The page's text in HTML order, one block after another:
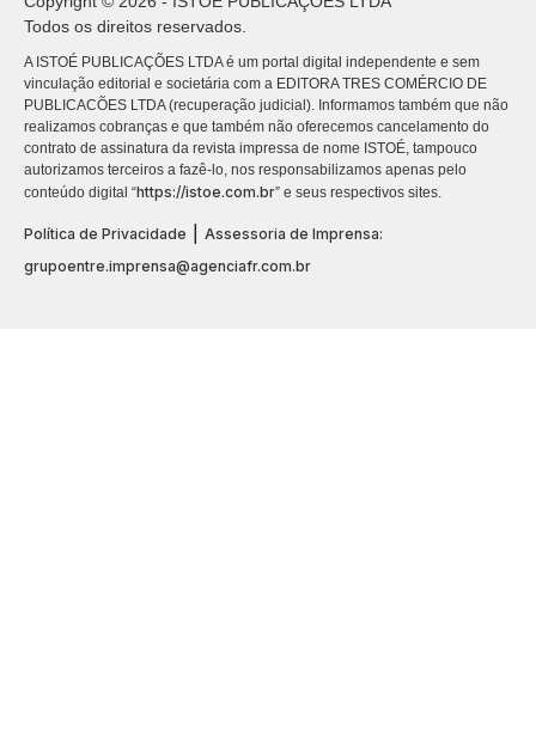
Todos os direitos reservados.
A ISTOÉ PUBLICAÇÕES LTDA é um portal digital independente e sem
vinculação editorial e societária com a EDITORA TRES COMÉRCIO DE
PUBLICACÕES LTDA (recuperação judicial). Informamos também que não
realizamos cobranças e que também não oferecemos cancelamento do
contrato de assinatura da revista impressa de nome ISTOÉ, tampouco
autorizamos terceiros a fazê-lo, nos responsabilizamos apenas pelo
conteúdo digital “https://istoe.com.br” e seus respectivos sites.
Política de Privacidade
Assessoria de Imprensa:
grupoentre.imprensa@agenciafr.com.br